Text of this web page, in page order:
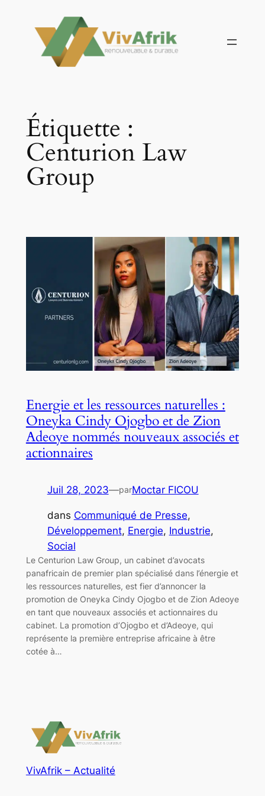
contenu
Étiquette :
Centurion Law
Group
Energie et les ressources naturelles :
Oneyka Cindy Ojogbo et de Zion
Adeoye nommés nouveaux associés et
actionnaires
Juil 28, 2023—parMoctar FICOU
dans Communiqué de Presse
Développement, Energie, Industrie
Social
Le Centurion Law Group, un cabinet d’avocats
panafricain de premier plan spécialisé dans l’énergie et
les ressources naturelles, est fier d’annoncer la
promotion de Oneyka Cindy Ojogbo et de Zion Adeoye
en tant que nouveaux associés et actionnaires du
cabinet. La promotion d’Ojogbo et d’Adeoye, qui
représente la première entreprise africaine à être
cotée à…
VivAfrik – Actualité